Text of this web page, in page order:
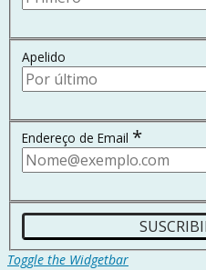
Apelido
Endereço de Email *
Toggle the Widgetbar